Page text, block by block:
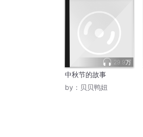
29.9万
中秋节的故事
by： 贝贝鸭妞